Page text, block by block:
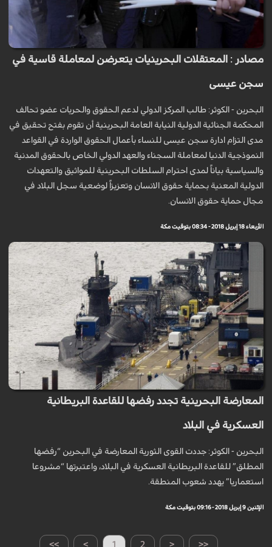
مصادر : المعتقلات البحرينيات يتعرضن لمعاملة قاسية في
سجن عيسى
البحرين - الكوثر: طالب المركز الدولي لدعم الحقوق والحريات عضو تحالف
المحكمة الجنائية الدولية النيابة العامة البحرينية أن تقوم بفتح تحقيق في
مدى التزام ادارة سجن عيسى للنساء بأعمال الحقوق الواردة في القواعد
النموذجية الدنيا لمعاملة السجناء والعهد الدولي الخاص بالحقوق المدنية
والسياسية بياناً لمدى احترام السلطات البحرينية للمواثيق والتعهدات
الدولية المعنية بحماية حقوق الانسان وتعزيزاً لوضعية سجل البلاد في
مجال حماية حقوق الانسان.
الأربعاء 18 إبريل 2018 - 08:34 بتوقيت مكة
المعارضة البحرينية تجدد رفضها للقاعدة البريطانية
العسكرية في البلاد
البحرين - الكوثر: جددت القوى الثورية المعارضة في البحرين “رفضها
المطلق” للقاعدة البريطانية العسكرية في البلاد، واعتبرتها “مشروعا
استعماريا” يهدد شعوب المنطقة.
الإثنين 9 إبريل 2018 - 09:16 بتوقيت مكة
>> > 1 2 < <<